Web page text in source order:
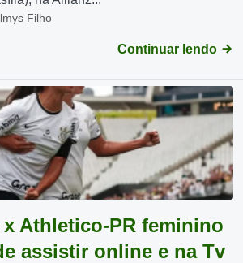
Filho
Continuar lendo
Athletico-PR feminino
assistir online e na Tv